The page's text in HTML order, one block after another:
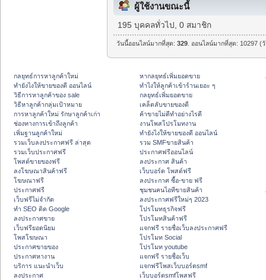
ผู้ใช้งานขณะนี้
195 บุคคลทั่วไป, 0 สมาชิก
วันนี้ออนไลน์มากที่สุด:329 . ออนไลน์มากที่สุด: 10297
กลยุทธ์การหาลูกค้าใหม่
ทํายังไงให้ขายของดี ออนไลน์
วิธีการหาลูกค้าของ sale
วิธีหาลูกค้ากลุ่มเป้าหมาย
การหาลูกค้าใหม่ รักษาลูกค้าเก่า
ช่องทางการเข้าถึงลูกค้า
เพิ่มฐานลูกค้าใหม่
รวมเว็บลงประกาศฟรี ล่าสุด
รวมเว็บประกาศฟรี
โพสต์ขายของฟรี
ลงโฆษณาสินค้าฟรี
โฆษณาฟรี
ประกาศฟรี
เว็บฟรีไม่จำกัด
ทำ SEO ติด Google
ลงประกาศขาย
เว็บฟรียอดนิยม
โพสโฆษณา
ประกาศขายของ
ประกาศหางาน
บริการ แนะนำเว็บ
ลงประกาศ
หากลยุทธ์เพิ่มยอดขาย
ทําไงให้ลูกค้าเข้าร้านเยอะ ๆ
กลยุทธ์เพิ่มยอดขาย
เคล็ดลับขายของดี
ค้าขายไม่ดีทำอย่างไรดี
งานโพสโปรโมทงาน
ทํายังไงให้ขายของดี ออนไลน์
รวม SMFขายสินค้า
ประกาศฟรีออนไลน์
ลงประกาศ สินค้า
เว็บบอร์ด โพสต์ฟรี
ลงประกาศ ซื้อ-ขาย ฟรี
ชุมชนคนไอทีขายสินค้า
ลงประกาศฟรีใหม่ๆ 2023
โปรโมทธุรกิจฟรี
โปรโมทสินค้าฟรี
แจกฟรี รายชื่อเว็บลงประกาศฟรี
โปรโมท Social
โปรโมท youtube
แจกฟรี รายชื่อเว็บ
แจกฟรีโพสเว็บบอร์ดsmf
เว็บบอร์ดsmfโพสฟรี